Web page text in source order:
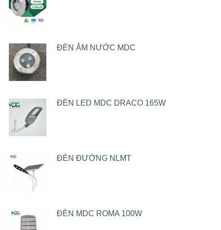
ĐÈN ÂM NƯỚC MDC
ĐÈN LED MDC DRACO 165W
ĐÈN ĐƯỜNG NLMT
ĐÈN MDC ROMA 100W